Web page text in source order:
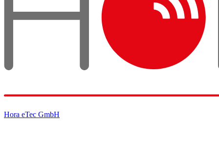
Hora eTec GmbH